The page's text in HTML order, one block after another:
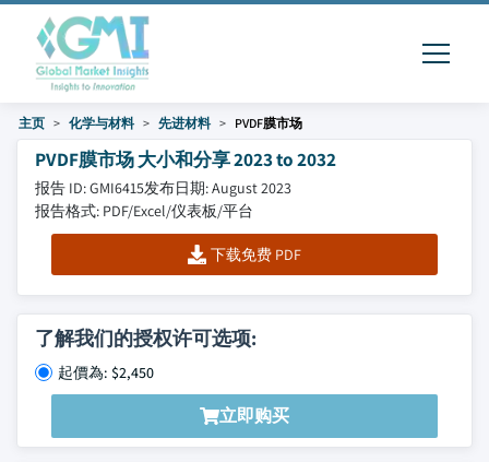
主页 化学与材料 先进材料 PVDF膜市场
PVDF膜市场 大小和分享 2023 to 2032
报告 ID: GMI6415发布日期: August 2023
报告格式: PDF/Excel/仪表板/平台
下载免费 PDF
了解我们的授权许可选项:
起價為: $2,450
立即购买